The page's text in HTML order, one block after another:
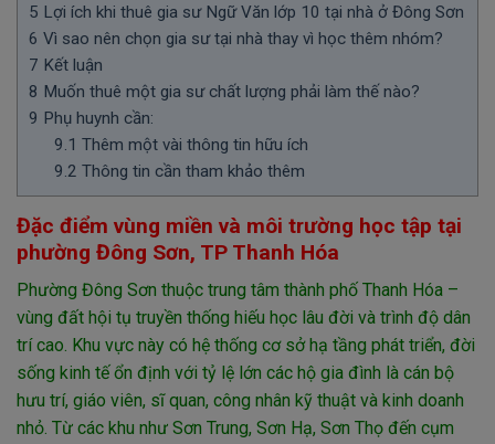
5 Lợi ích khi thuê gia sư Ngữ Văn lớp 10 tại nhà ở Đông Sơn
6 Vì sao nên chọn gia sư tại nhà thay vì học thêm nhóm?
7 Kết luận
8 Muốn thuê một gia sư chất lượng phải làm thế nào?
9 Phụ huynh cần:
9.1 Thêm một vài thông tin hữu ích
9.2 Thông tin cần tham khảo thêm
Đặc điểm vùng miền và môi trường học tập tại
phường Đông Sơn, TP Thanh Hóa
Phường Đông Sơn thuộc trung tâm thành phố Thanh Hóa –
vùng đất hội tụ truyền thống hiếu học lâu đời và trình độ dân
trí cao. Khu vực này có hệ thống cơ sở hạ tầng phát triển, đời
sống kinh tế ổn định với tỷ lệ lớn các hộ gia đình là cán bộ
hưu trí, giáo viên, sĩ quan, công nhân kỹ thuật và kinh doanh
nhỏ. Từ các khu như Sơn Trung, Sơn Hạ, Sơn Thọ đến cụm